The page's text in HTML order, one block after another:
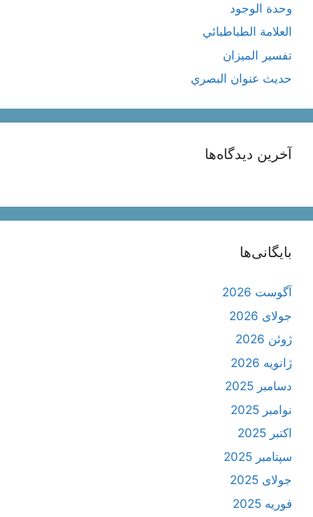
وحدة الوجود
العلامة الطباطبائي
تفسير الميزان
حديث عنوان البصري
آخرین دیدگاه‌ها
بایگانی‌ها
آگوست 2026
جولای 2026
ژوئن 2026
ژانویه 2026
دسامبر 2025
نوامبر 2025
اکتبر 2025
سپتامبر 2025
جولای 2025
فوریه 2025